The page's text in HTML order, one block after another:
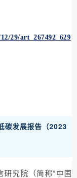
29/art_267492_629
碳发展报告（2023
究院（简称“中国